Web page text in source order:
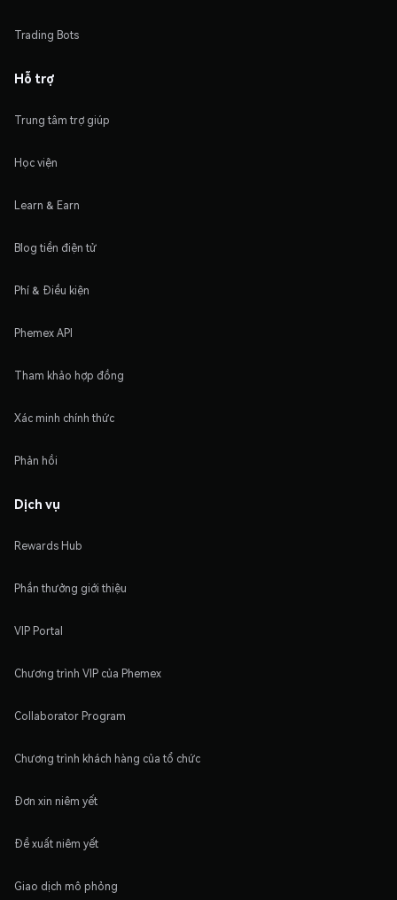
Trading Bots
Hỗ trợ
Trung tâm trợ giúp
Học viện
Learn & Earn
Blog tiền điện tử
Phí & Điều kiện
Phemex API
Tham khảo hợp đồng
Xác minh chính thức
Phản hồi
Dịch vụ
Rewards Hub
Phần thưởng giới thiệu
VIP Portal
Chương trình VIP của Phemex
Collaborator Program
Chương trình khách hàng của tổ chức
Đơn xin niêm yết
Đề xuất niêm yết
Giao dịch mô phỏng